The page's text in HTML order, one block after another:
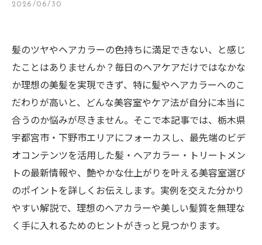
2026/06/30
髪のツヤやヘアカラーの色持ちに満足できない、と感じ
たことはありませんか？毎日のヘアケアだけではなかな
か理想の美髪を実現できず、特に髪やヘアカラーへのこ
だわりが高いと、どんな美容室やケア法が自分に本当に
合うのか悩みが尽きません。そこで本記事では、栃木県
宇都宮市・下野市エリアにフォーカスし、最先端のビデ
オコンテンツを活用した髪・ヘアカラー・トリートメン
トの最新情報や、艶やかな仕上がりを叶える美容室選び
のポイントを詳しくお伝えします。実例を交えた分かり
やすい解説で、理想のヘアカラーや美しい髪質を無理な
く手に入れるためのヒントがきっと見つかります。